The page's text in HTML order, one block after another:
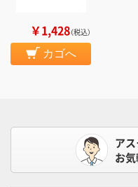
￥1,428（税込）
カゴへ
ア
お